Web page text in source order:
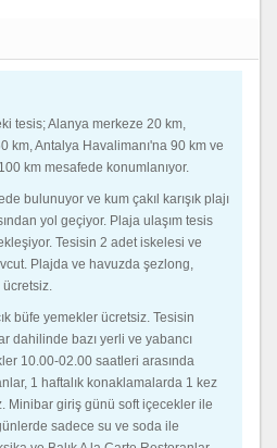
tesis; Alanya merkeze 20 km,
km, Antalya Havalimanı'na 90 km ve
km mesafede konumlanıyor.
bulunuyor ve kum çakıl karışık plajı
yol geçiyor. Plaja ulaşım tesis
Tesisin 2 adet iskelesi ve
Plajda ve havuzda şezlong,
büfe yemekler ücretsiz. Tesisin
dahilinde bazı yerli ve yabancı
10.00-02.00 saatleri arasında
1 haftalık konaklamalarda 1 kez
Minibar giriş günü soft içecekler ile
sadece su ve soda ile